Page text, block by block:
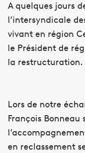
A quelques jours
l’intersyndicale
vivant en région
le Président de
la restructuration.
Lors de notre
François Bonneau
en reclassement